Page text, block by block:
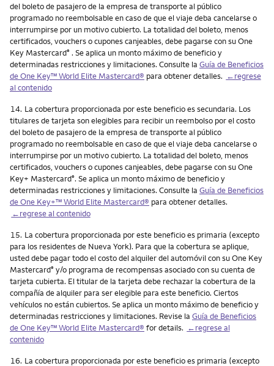
del boleto de pasajero de la empresa de transporte al público
programado no reembolsable en caso de que el viaje deba cancelarse o
interrumpirse por un motivo cubierto. La totalidad del boleto, menos
certificados, vouchers o cupones canjeables, debe pagarse con su One
Key Mastercard® . Se aplica un monto máximo de beneficio y
determinadas restricciones y limitaciones. Consulte la Guía de Beneficios
de One Key™ World Elite Mastercard® para obtener detalles. ←regrese
al contenido
Nota
14. La cobertura proporcionada por este beneficio es secundaria. Los
titulares de tarjeta son elegibles para recibir un reembolso por el costo
del boleto de pasajero de la empresa de transporte al público
programado no reembolsable en caso de que el viaje deba cancelarse o
interrumpirse por un motivo cubierto. La totalidad del boleto, menos
certificados, vouchers o cupones canjeables, debe pagarse con su One
Key+ Mastercard®. Se aplica un monto máximo de beneficio y
determinadas restricciones y limitaciones. Consulte la Guía de Beneficios
de One Key+™ World Elite Mastercard® para obtener detalles.
←regrese al contenido
Nota
15. La cobertura proporcionada por este beneficio es primaria (excepto
para los residentes de Nueva York). Para que la cobertura se aplique,
usted debe pagar todo el costo del alquiler del automóvil con su One Key
Mastercard® y/o programa de recompensas asociado con su cuenta de
tarjeta cubierta. El titular de la tarjeta debe rechazar la cobertura de la
compañía de alquiler para ser elegible para este beneficio. Ciertos
vehículos no están cubiertos. Se aplica un monto máximo de beneficio y
determinadas restricciones y limitaciones. Revise la Guía de Beneficios
de One Key™ World Elite Mastercard® for details. ←regrese al
contenido
Nota
16. La cobertura proporcionada por este beneficio es primaria (excepto